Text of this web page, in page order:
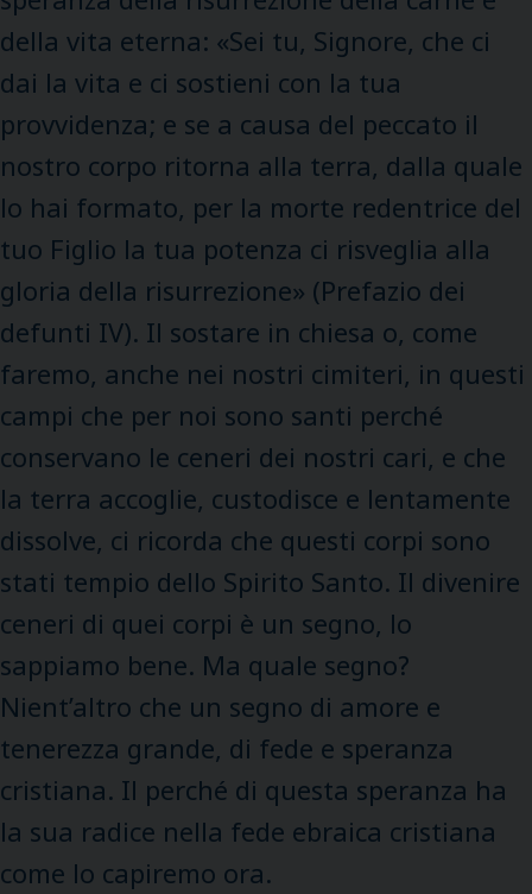
della vita eterna: «Sei tu, Signore, che ci
dai la vita e ci sostieni con la tua
provvidenza; e se a causa del peccato il
nostro corpo ritorna alla terra, dalla quale
lo hai formato, per la morte redentrice del
tuo Figlio la tua potenza ci risveglia alla
gloria della risurrezione» (Prefazio dei
defunti IV). Il sostare in chiesa o, come
faremo, anche nei nostri cimiteri, in questi
campi che per noi sono santi perché
conservano le ceneri dei nostri cari, e che
la terra accoglie, custodisce e lentamente
dissolve, ci ricorda che questi corpi sono
stati tempio dello Spirito Santo. Il divenire
ceneri di quei corpi è un segno, lo
sappiamo bene. Ma quale segno?
Nient’altro che un segno di amore e
tenerezza grande, di fede e speranza
cristiana. Il perché di questa speranza ha
la sua radice nella fede ebraica cristiana
come lo capiremo ora.